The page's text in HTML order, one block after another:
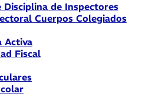
Disciplina de Inspectores
Cuerpos Colegiados
Activa
Fiscal